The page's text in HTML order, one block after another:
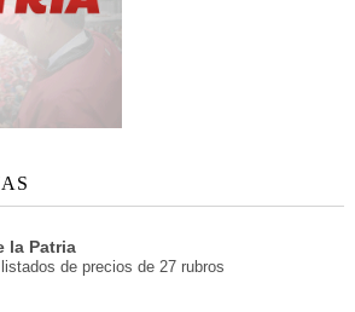
la Patria
de precios de 27 rubros